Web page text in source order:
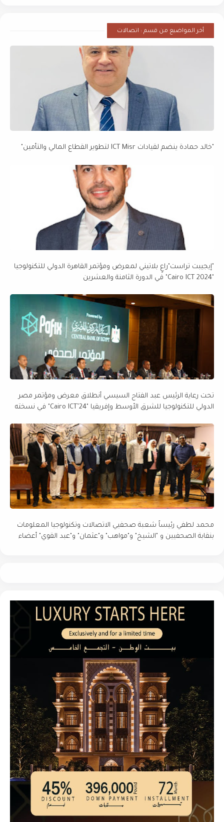
أخر المواضيع من قسم : اتصالات
"خالد حمادة ينضم لقيادات ICT Misr لتطوير القطاع المالي والتأمين"
"إيجيبت تراست"راعٍ بلاتيني لمعرض ومؤتمر القاهرة الدولي للتكنولوجيا
"Cairo ICT 2024" في الدورة الثامنة والعشرين
تحت رعاية الرئيس عبد الفتاح السيسي أنطلاق معرض ومؤتمر مصر
الدولي للتكنولوجيا للشرق الأوسط وإفريقيا "Cairo ICT’24" في نسخته
محمد لطفي رئيساً شعبة صحفيي الاتصالات وتكنولوجيا المعلومات
بنقابة الصحفيين و "الشيخ" و"مواهب" و"عثمان" و"عبد القوي" أعضاء